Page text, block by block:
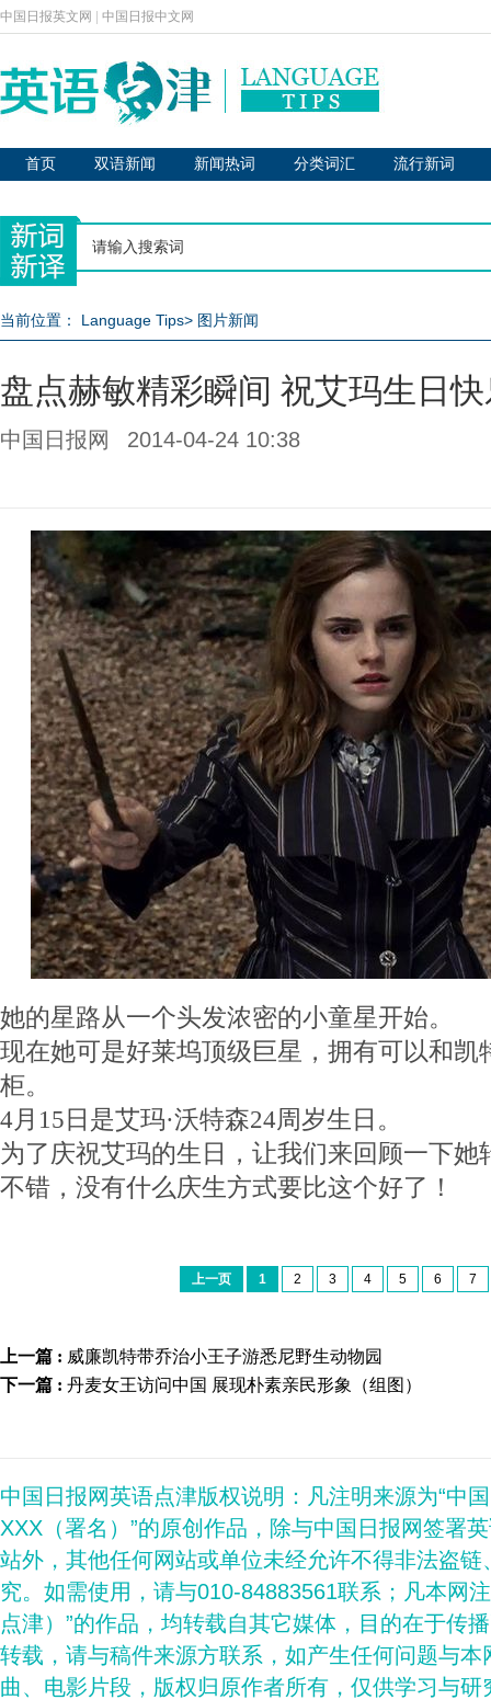
中国日报英文网 中国日报中文网
首页 双语新闻 新闻热词 分类词汇 流行新词
当前位置： Language Tips> 图片新闻
盘点赫敏精彩瞬间 祝艾玛生日
中国日报网 2014-04-24 10:38
她的星路从一个头发浓密的小童星开始。
现在她可是好莱坞顶级巨星，拥有可以和凯
柜。
4月15日是艾玛·沃特森24周岁生日。
为了庆祝艾玛的生日，让我们来回顾一下她
不错，没有什么庆生方式要比这个好了！
上一页 1 2 3 4 5 6 7
上一篇 : 威廉凯特带乔治小王子游悉尼野生动物园
下一篇 : 丹麦女王访问中国 展现朴素亲民形象（组图）
中国日报网英语点津版权说明：凡注明来源为“中
XXX（署名）”的原创作品，除与中国日报网签署
站外，其他任何网站或单位未经允许不得非法盗
究。如需使用，请与010-84883561联系；凡本网
点津）”的作品，均转载自其它媒体，目的在于传
转载，请与稿件来源方联系，如产生任何问题与
曲、电影片段，版权归原作者所有，仅供学习与